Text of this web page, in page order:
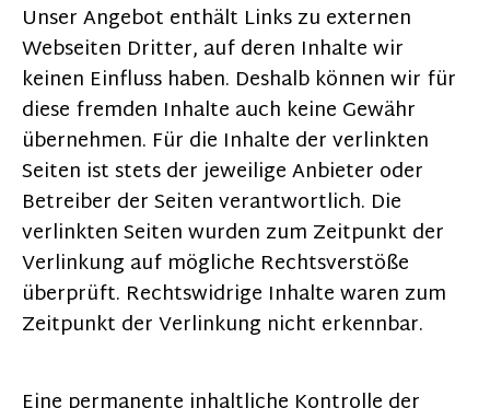
Unser Angebot enthält Links zu externen
Webseiten Dritter, auf deren Inhalte wir
keinen Einfluss haben. Deshalb können wir für
diese fremden Inhalte auch keine Gewähr
übernehmen. Für die Inhalte der verlinkten
Seiten ist stets der jeweilige Anbieter oder
Betreiber der Seiten verantwortlich. Die
verlinkten Seiten wurden zum Zeitpunkt der
Verlinkung auf mögliche Rechtsverstöße
überprüft. Rechtswidrige Inhalte waren zum
Zeitpunkt der Verlinkung nicht erkennbar.